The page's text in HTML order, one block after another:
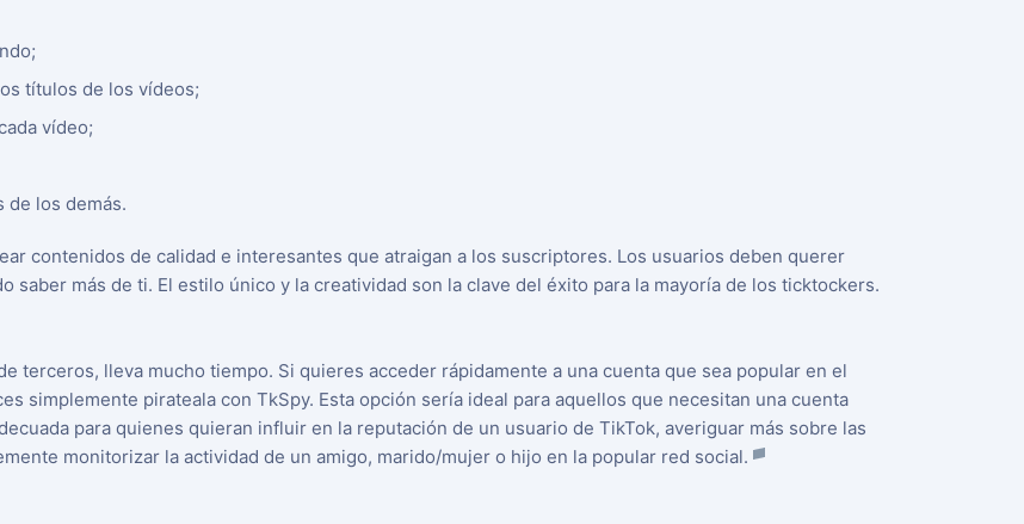
títulos de los vídeos;
vídeo;
de los demás.
contenidos de calidad e interesantes que atraigan a los suscriptores. Los usuarios deben querer
saber más de ti. El estilo único y la creatividad son la clave del éxito para la mayoría de los ticktockers.
terceros, lleva mucho tiempo. Si quieres acceder rápidamente a una cuenta que sea popular en el
simplemente pirateala con TkSpy. Esta opción sería ideal para aquellos que necesitan una cuenta
para quienes quieran influir en la reputación de un usuario de TikTok, averiguar más sobre las
monitorizar la actividad de un amigo, marido/mujer o hijo en la popular red social.